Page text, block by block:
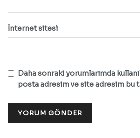
İnternet sitesi
Daha sonraki yorumlarımda
posta adresim ve site adresim bu